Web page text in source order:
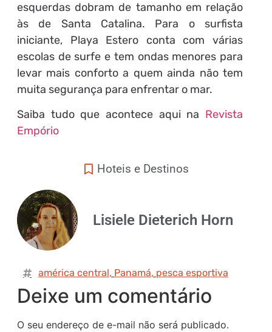
esquerdas dobram de tamanho em relação
às de Santa Catalina. Para o surfista
iniciante, Playa Estero conta com várias
escolas de surfe e tem ondas menores para
levar mais conforto a quem ainda não tem
muita segurança para enfrentar o mar.
Saiba tudo que acontece aqui na Revista
Empório
Hoteis e Destinos
Lisiele Dieterich Horn
américa central, Panamá, pesca esportiva
Deixe um comentário
O seu endereço de e-mail não será publicado.